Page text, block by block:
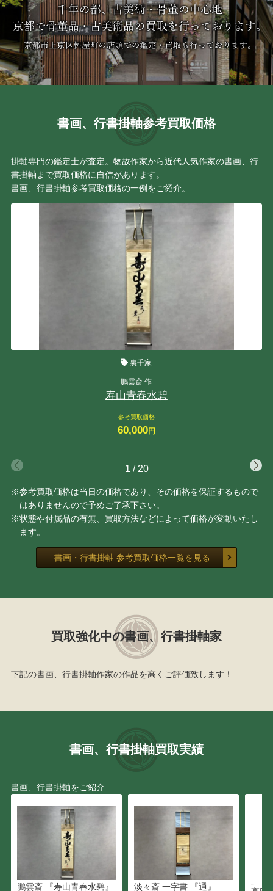
書画、行書掛軸参考買取価格
掛軸専門の鑑定士が査定。物故作家から近代人気作家の書画、行
書掛軸まで買取価格に自信があります。
書画、行書掛軸参考買取価格の一例をご紹介。
裏千家
鵬雲斎 作
寿山青春水碧
参考買取価格
60,000円
1 / 20
※参考買取価格は当日の価格であり、その価格を保証するもので
はありませんので予めご了承下さい。
※状態や付属品の有無、買取方法などによって価格が変動いたし
ます。
書画・行書掛軸 参考買取価格一覧を見る
買取強化中の書画、行書掛軸家
下記の書画、行書掛軸作家の作品を高くご評価致します！
書画、行書掛軸買取実績
書画、行書掛軸をご紹介
鵬雲斎 『寿山青春水碧』 淡々斎 一字書 『通』